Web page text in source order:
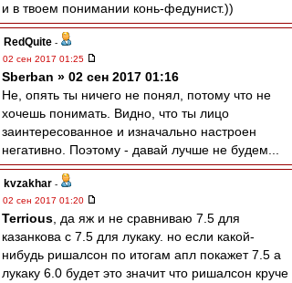
и в твоем понимании конь-федунист.))
RedQuite -
02 сен 2017 01:25
Sberban » 02 сен 2017 01:16
Не, опять ты ничего не понял, потому что не
хочешь понимать. Видно, что ты лицо
заинтересованное и изначально настроен
негативно. Поэтому - давай лучше не будем...
kvzakhar -
02 сен 2017 01:20
Terrious , да яж и не сравниваю 7.5 для
казанкова с 7.5 для лукаку. но если какой-
нибудь ришалсон по итогам апл покажет 7.5 а
лукаку 6.0 будет это значит что ришалсон круче